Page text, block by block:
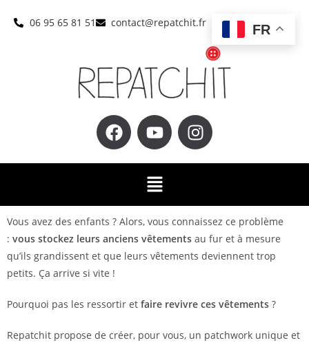
06 95 65 81 51 contact@repatchit.fr
Vous avez des enfants ? Alors, vous connaissez ce problème
: vous stockez leurs anciens vêtements au fur et à mesure
qu’ils grandissent et que leurs vêtements deviennent trop
petits. Ça arrive si vite !
Pourquoi pas les ressortir et faire revivre ces vêtements ?
Repatchit propose de créer, pour vous, un patchwork unique et
FR